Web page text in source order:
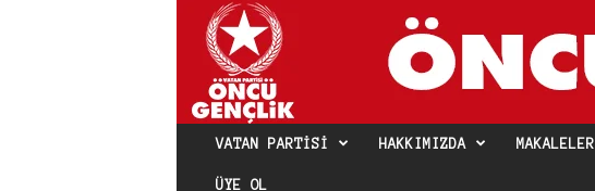
VATAN PARTISI HAKKIMIZDA MAKALELER
ÜYE OL